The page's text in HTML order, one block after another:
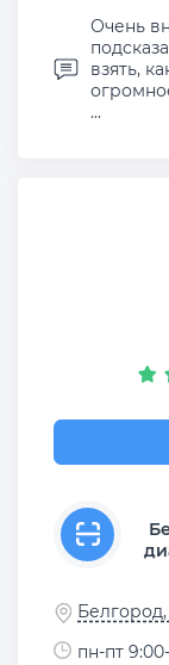
Очень
взять,
...
пн-пт